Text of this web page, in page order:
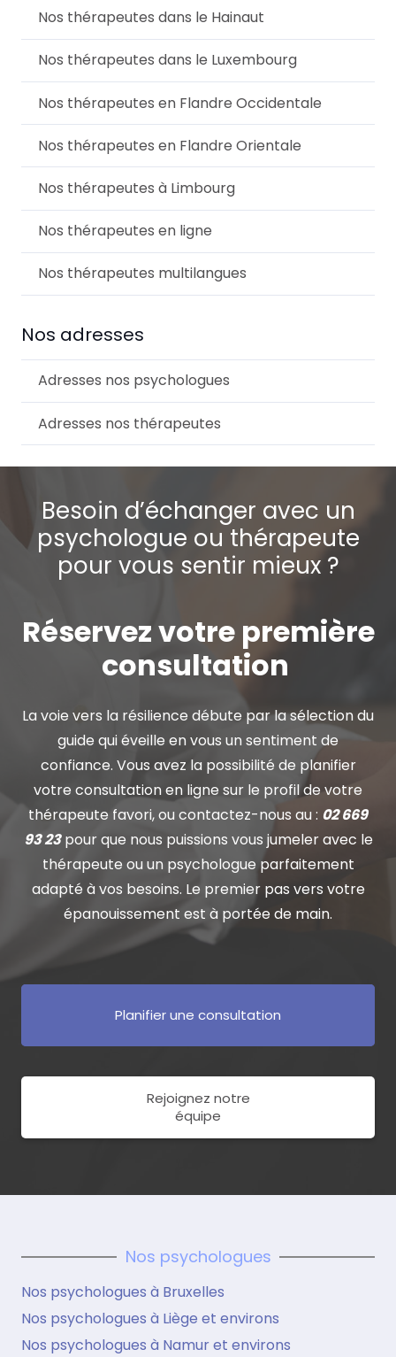
Nos thérapeutes dans le Hainaut
Nos thérapeutes dans le Luxembourg
Nos thérapeutes en Flandre Occidentale
Nos thérapeutes en Flandre Orientale
Nos thérapeutes à Limbourg
Nos thérapeutes en ligne
Nos thérapeutes multilangues
Nos adresses
Adresses nos psychologues
Adresses nos thérapeutes
Besoin d’échanger avec un
psychologue ou thérapeute
pour vous sentir mieux ?
Réservez votre première
consultation
La voie vers la résilience débute par la sélection du
guide qui éveille en vous un sentiment de
confiance. Vous avez la possibilité de planifier
votre consultation en ligne sur le profil de votre
thérapeute favori, ou contactez-nous au : 02 669
93 23pour que nous puissions vous jumeler avec le
thérapeute ou un psychologue parfaitement
adapté à vos besoins. Le premier pas vers votre
épanouissement est à portée de main.
Planifier une consultation
Rejoignez notre
équipe
Nos psychologues
Nos psychologues à Bruxelles
Nos psychologues à Liège et environs
Nos psychologues à Namur et environs